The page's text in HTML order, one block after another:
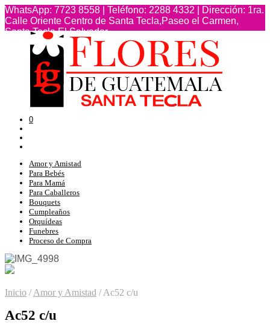
WhatsApp: 7723 8558 | Teléfono: 2288 4332 | Dirección: 1ra.
Calle Oriente Centro de Santa Tecla,Paseo el Carmen,
Santa Tecla,El Salvador
TERMINOS Y CONDICIONES
0
Amor y Amistad
Para Bebés
Para Mamá
Para Caballeros
Bouquets
Cumpleaños
Orquídeas
Funebres
Proceso de Compra
Inicio / Amor y Amistad /Ac52 c/u
Ac52 c/u